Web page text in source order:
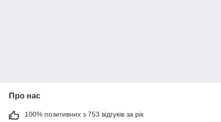
Про нас
100% позитивних з 753 відгуків за рік